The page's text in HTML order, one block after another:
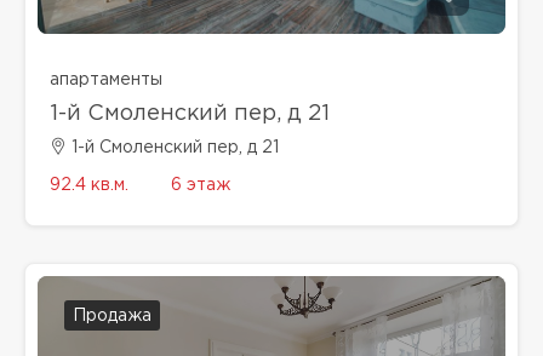
апартаменты
1-й Смоленский пер, д 21
1-й Смоленский пер, д 21
92.4 кв.м. 6 этаж
Продажа